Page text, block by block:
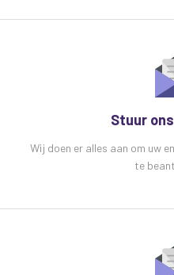
Stuur
Wij doen er alles aan om uw
te